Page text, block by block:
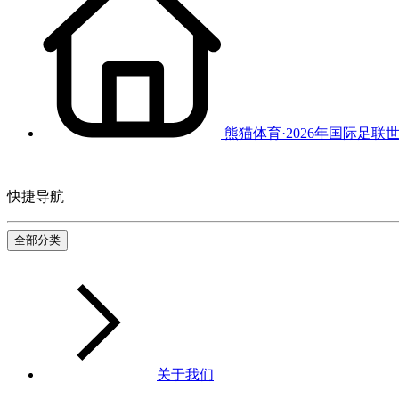
熊猫体育·2026年国际足联
快捷导航
全部分类
关于我们